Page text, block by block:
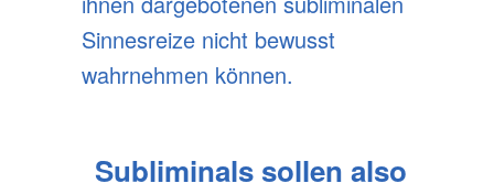
Sinnesreize nicht bewusst
wahrnehmen können.
Subliminals sollen also